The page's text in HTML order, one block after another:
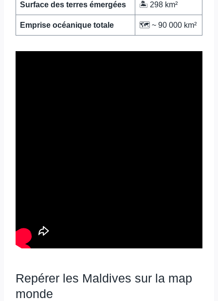
Surface des terres émergées 🏝️ 298 km²
Emprise océanique totale 🗺️ ~ 90 000 km²
Repérer les Maldives sur la map
monde